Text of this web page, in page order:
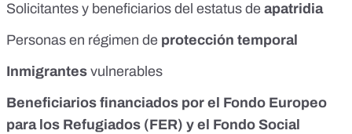
Solicitantes y beneficiarios del estatus de apatridia
Personas en régimen de protección temporal
Inmigrantes vulnerables
Beneficiarios financiados por el Fondo Europeo
para los Refugiados (FER) y el Fondo Social